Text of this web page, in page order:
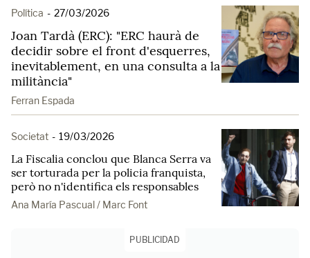
Política - 27/03/2026
Joan Tardà (ERC): "ERC haurà de
decidir sobre el front d'esquerres,
inevitablement, en una consulta a la
militància"
Ferran Espada
Societat - 19/03/2026
La Fiscalia conclou que Blanca Serra va
ser torturada per la policia franquista,
però no n'identifica els responsables
Ana María Pascual / Marc Font
PUBLICIDAD